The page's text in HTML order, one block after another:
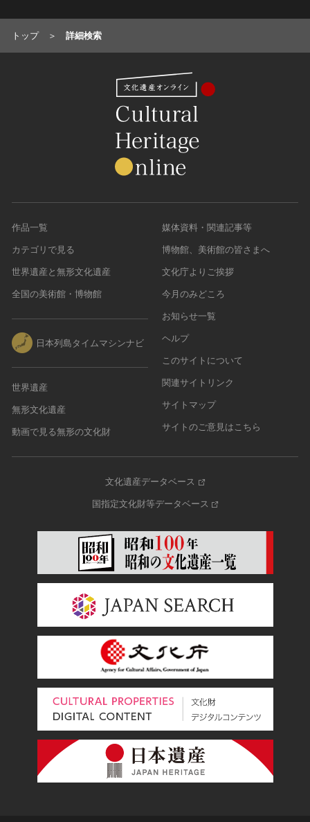
トップ 詳細検索
作品一覧
カテゴリで見る
世界遺産と無形文化遺産
全国の美術館・博物館
日本列島タイムマシンナビ
世界遺産
無形文化遺産
動画で見る無形の文化財
媒体資料・関連記事等
博物館、美術館の皆さまへ
文化庁よりご挨拶
今月のみどころ
お知らせ一覧
ヘルプ
このサイトについて
関連サイトリンク
サイトマップ
サイトのご意見はこちら
文化遺産データベース
国指定文化財等データベース